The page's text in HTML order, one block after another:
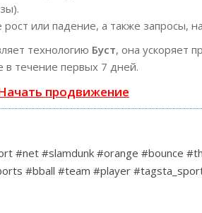
или падение, а также запросы,
технологию Буст, она ускоряет
в течение первых 7 дней.
продвижение
#net #slamdunk #orange #bounce
#bball #team #player